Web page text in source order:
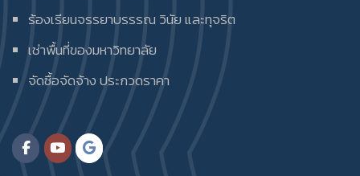
ร้องเรียนจรรยาบรรรณ วินัย และทุจริต
เช่าพื้นที่ของมหาวิทยาลัย
จัดซื้อจัดจ้าง ประกวดราคา